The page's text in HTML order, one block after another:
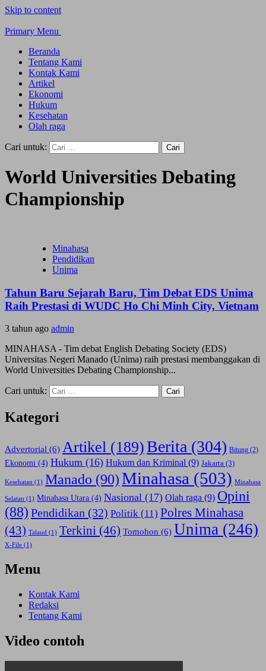
Skip to content
Primary Menu
Beranda
Tentang Kami
Kontak Kami
Artikel
Ekonomi
Hukum
Kesehatan
Olah raga
Cari untuk:
World Universities Debating
Championship
Minahasa
Pendidikan
Unima
Tahun Baru Sejarah Baru, Tim Debat EDS Unima
Raih Prestasi di WUDC Ho Chi Minh City, Vietnam
3 tahun ago admin
MINAHASA - Tim debat English Debating Society (EDS)
Universitas Negeri Manado (Unima) raih prestasi membanggakan di
World Universities Debating Championship...
Cari untuk:
Kategori
Advertorial (6) Artikel (189)Berita (304) Bitung (2)
Ekonomi (4) Hukum (16) Hukum dan Kriminal (9) Jakarta (3)
Kesehatan (1) Manado (90) Minahasa (503) Minahasa
Selatan (1) Minahasa Utara (4) Nasional (17) Olah raga (9) Opini
(88) Pendidikan (32) Politik (11) Polres Minahasa
(43) Talaud (1) Terkini (46) Tomohon (6) Unima (246)
X-File (1)
Menu
Kontak Kami
Redaksi
Tentang Kami
Video contoh